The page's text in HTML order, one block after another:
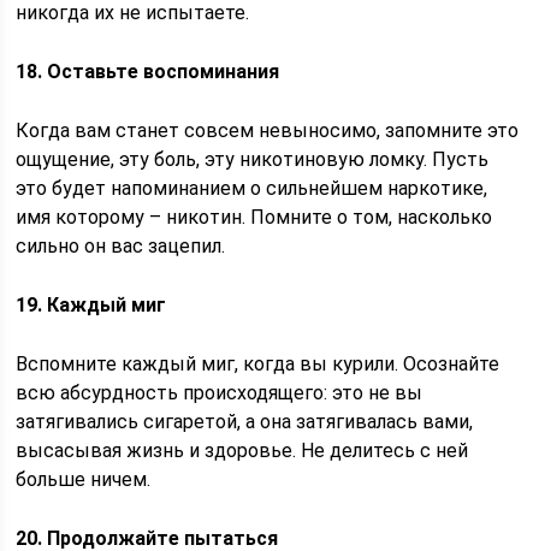
никогда их не испытаете.
18. Оставьте воспоминания
Когда вам станет совсем невыносимо, запомните это
ощущение, эту боль, эту никотиновую ломку. Пусть
это будет напоминанием о сильнейшем наркотике,
имя которому – никотин. Помните о том, насколько
сильно он вас зацепил.
19. Каждый миг
Вспомните каждый миг, когда вы курили. Осознайте
всю абсурдность происходящего: это не вы
затягивались сигаретой, а она затягивалась вами,
высасывая жизнь и здоровье. Не делитесь с ней
больше ничем.
20. Продолжайте пытаться